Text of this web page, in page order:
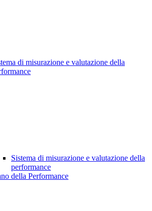
di misurazione e valutazione della
Sistema di misurazione e valutazione della
performance
della Performance